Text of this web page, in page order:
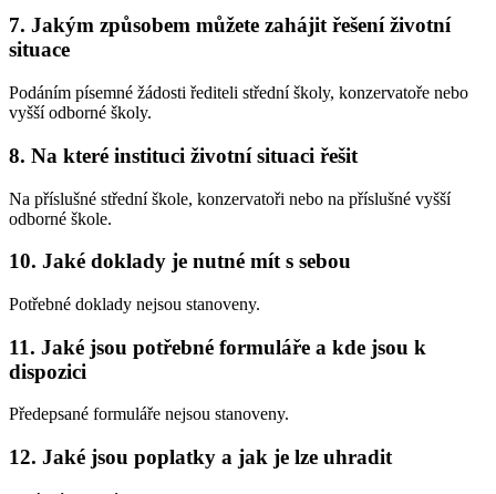
7. Jakým způsobem můžete zahájit řešení životní
situace
Podáním písemné žádosti řediteli střední školy, konzervatoře nebo
vyšší odborné školy.
8. Na které instituci životní situaci řešit
Na příslušné střední škole, konzervatoři nebo na příslušné vyšší
odborné škole.
10. Jaké doklady je nutné mít s sebou
Potřebné doklady nejsou stanoveny.
11. Jaké jsou potřebné formuláře a kde jsou k
dispozici
Předepsané formuláře nejsou stanoveny.
12. Jaké jsou poplatky a jak je lze uhradit